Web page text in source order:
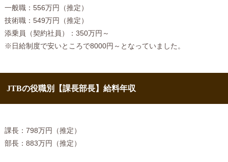
一般職：556万円（推定）
技術職：549万円（推定）
添乗員（契約社員）：350万円～
※日給制度で安いところで8000円～となっていました。
JTBの役職別【課長部長】給料年収
課長：798万円（推定）
部長：883万円（推定）